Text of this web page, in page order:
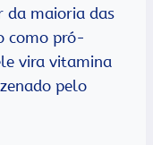
da maioria das
como pró-
vira vitamina
pelo